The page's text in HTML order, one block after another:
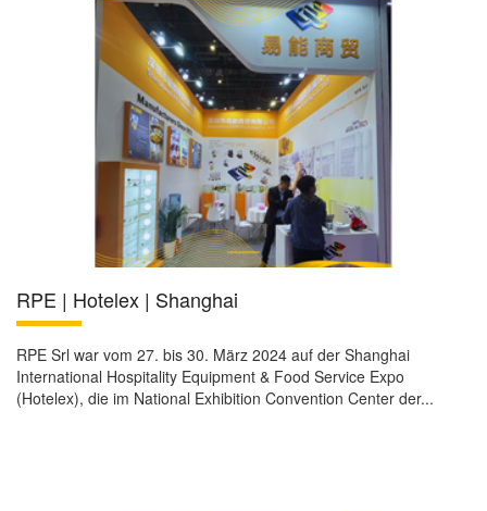
RPE | Hotelex | Shanghai
RPE Srl war vom 27. bis 30. März 2024 auf der Shanghai
International Hospitality Equipment & Food Service Expo
(Hotelex), die im National Exhibition Convention Center der...